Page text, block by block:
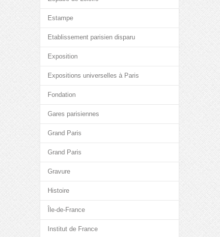
Estampe
Etablissement parisien disparu
Exposition
Expositions universelles à Paris
Fondation
Gares parisiennes
Grand Paris
Grand Paris
Gravure
Histoire
Île-de-France
Institut de France